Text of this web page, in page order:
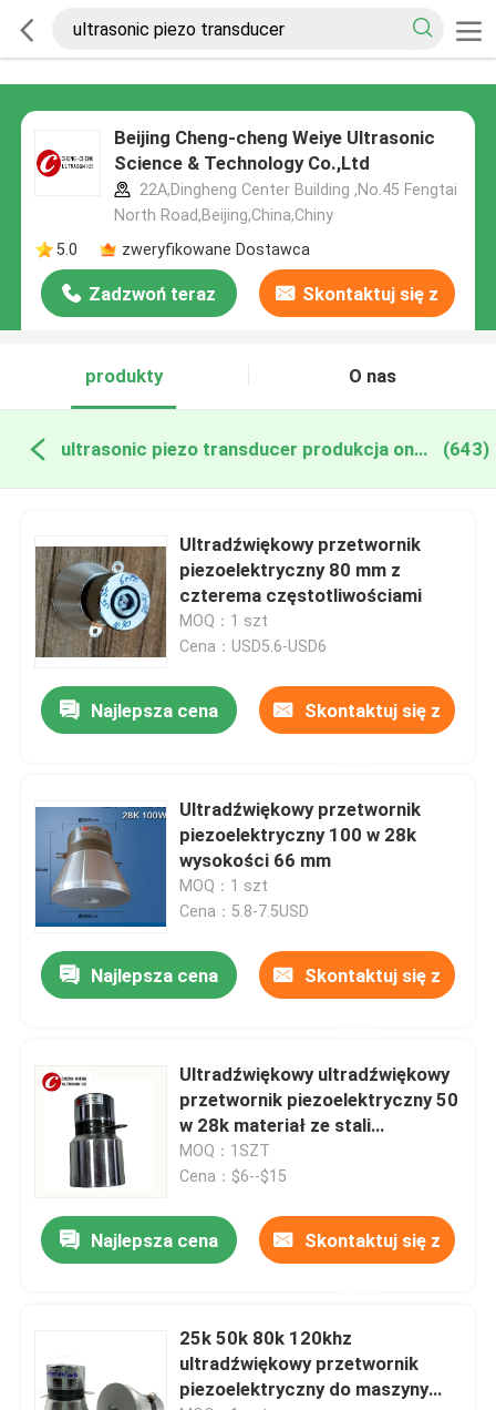
Beijing Cheng-cheng Weiye Ultrasonic
Science & Technology Co.,Ltd
22A,Dingheng Center Building ,No.45 Fengtai
North Road,Beijing,China,Chiny
5.0
zweryfikowane Dostawca
Zadzwoń teraz Skontaktuj się z
produkty
O nas
ultrasonic piezo transducer produkcja online (643)
Ultradźwiękowy przetwornik
piezoelektryczny 80 mm z
czterema częstotliwościami
MOQ：1 szt
Cena：USD5.6-USD6
Najlepsza cena Skontaktuj się z
Ultradźwiękowy przetwornik
piezoelektryczny 100 w 28k
wysokości 66 mm
MOQ：1 szt
Cena：5.8-7.5USD
Najlepsza cena Skontaktuj się z
Ultradźwiękowy ultradźwiękowy
przetwornik piezoelektryczny 50
w 28k materiał ze stali
nierdzewnej
MOQ：1SZT
Cena：$6--$15
Najlepsza cena Skontaktuj się z
25k 50k 80k 120khz
ultradźwiękowy przetwornik
piezoelektryczny do maszyny